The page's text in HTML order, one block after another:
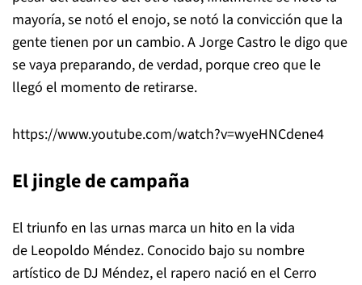
mayoría, se notó el enojo, se notó la convicción que la
gente tienen por un cambio. A Jorge Castro le digo que
se vaya preparando, de verdad, porque creo que le
llegó el momento de retirarse.
https://www.youtube.com/watch?v=wyeHNCdene4
El jingle de campaña
El triunfo en las urnas marca un hito en la vida
de Leopoldo Méndez. Conocido bajo su nombre
artístico de DJ Méndez, el rapero nació en el Cerro